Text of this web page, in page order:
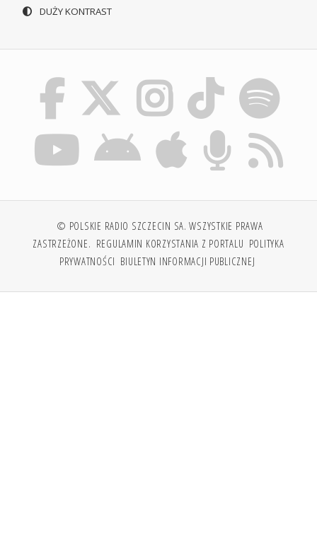
DUŻY KONTRAST
© POLSKIE RADIO SZCZECIN SA. WSZYSTKIE PRAWA
ZASTRZEŻONE. REGULAMIN KORZYSTANIA Z PORTALU POLITYKA
PRYWATNOŚCI BIULETYN INFORMACJI PUBLICZNEJ